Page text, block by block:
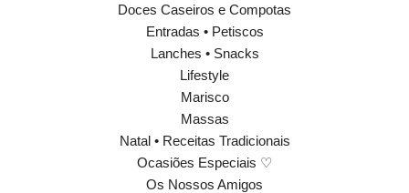
Doces Caseiros e Compotas
Entradas • Petiscos
Lanches • Snacks
Lifestyle
Marisco
Massas
Natal • Receitas Tradicionais
Ocasiões Especiais ♡
Os Nossos Amigos